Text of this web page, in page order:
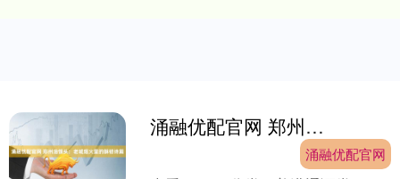
涌融优配官网 郑州油馍头：老城烟火里的酥韧诗篇
涌融优配官网